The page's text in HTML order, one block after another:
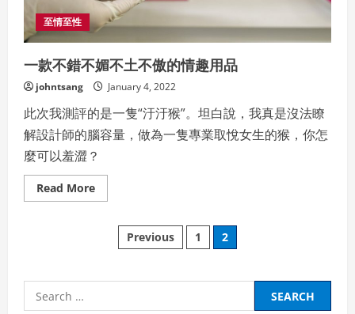
至情至性
一款不錯不媚不土不傲的情趣用品
johntsang January 4, 2022
此次我測評的是一隻“汙汙猴”。坦白說，我真是沒法瞭
解設計師的腦容量，做為一隻專業取悅女生的猴，你怎
麼可以羞澀？
Read MoreRead
more
不
Posts
pagination
Previous 1 2
Search